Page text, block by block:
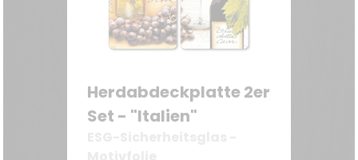
Herdabdeckplatte 2er
Set - "Italien"